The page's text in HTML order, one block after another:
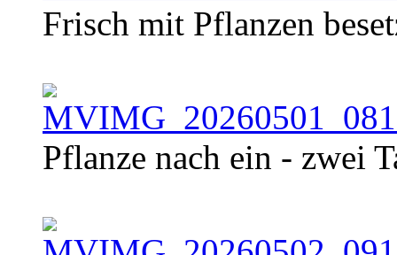
Frisch mit Pflanzen
Pflanze nach ein - zwei